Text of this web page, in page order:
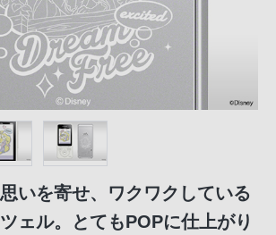
いを寄せ、ワクワクしている
ェル。とてもPOPに仕上がり